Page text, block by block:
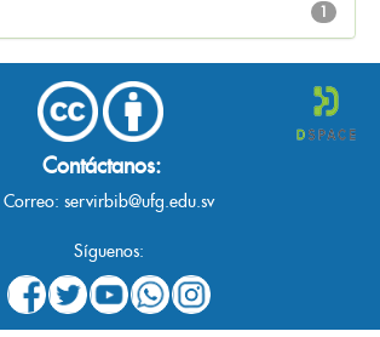
1
Contáctanos:
Correo: servirbib@ufg.edu.sv
Síguenos: